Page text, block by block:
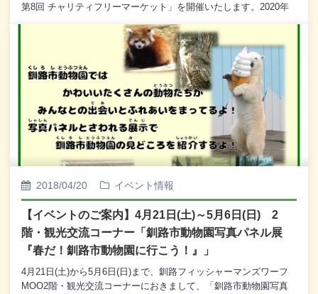
第8回 チャリティフリーマーケット」を開催いたします。2020年
釧路北ローターアクトクラブでは、釧路においても青少年のスポ
ーツ振興を支援したいと考えております。そこで、毎年開催して
きたチャリティーフリーマーケットを、今年は「地域スポーツ振
興支援」として開催いたします。今回も釧路北ローターアクトク
ラブのメンバーが集めてきた衣類や雑貨、文具などを格安で販売
いたします。質の高い商品がお値打ち価格で販売されるとあっ
て、毎年たくさんのお客様で賑わう「チャリティフリーマーケッ
ト」です。皆様のお越しを心からお待ち申し上げております。な
お、当イベントの売上金は地域スポーツの振興のため、NPO法人
東北海道スポーツコミッションに全額寄付いたします。【当イベ
なお、会場内は開始から大変混み合いますので、お手回り品など
2018/04/20 イベント情報
【イベントのご案内】4月21日(土)～5月6日(日) 2
階・観光交流コーナー「釧路市動物園写真パネル展
『春だ！釧路市動物園に行こう！』」
4月21日(土)から5月6日(日)まで、釧路フィッシャーマンズワーフ
MOO2階・観光交流コーナーにおきまして、「釧路市動物園写真